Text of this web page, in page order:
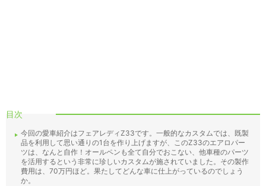
目次
今回の愛車紹介はフェアレディZ33です。一般的なカスタムでは、既製
品を利用して思い通りの1台を作り上げますが、このZ33のエアロパー
ツは、なんと自作！オールペンも全て自分でおこない、他車種のパーツ
を活用するという非常に珍しいカスタムが施されていました。その製作
費用は、70万円ほど。果たしてどんな車に仕上がっているのでしょう
か。